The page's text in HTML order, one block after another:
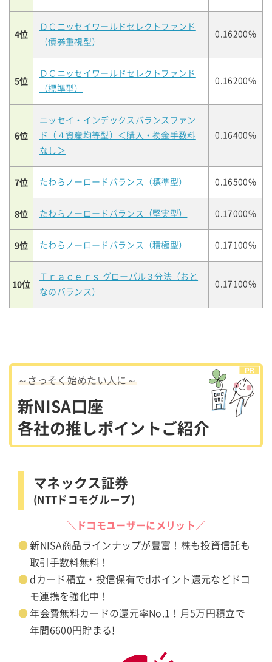
4位
ＤＣニッセイワールドセレクトファンド
（債券重視型）
0.16200%
5位
ＤＣニッセイワールドセレクトファンド
（標準型）
0.16200%
6位
ニッセイ・インデックスバランスファン
ド（４資産均等型）＜購入・換金手数料
なし＞
0.16400%
7位 たわらノーロードバランス（標準型） 0.16500%
8位 たわらノーロードバランス（堅実型） 0.17000%
9位 たわらノーロードバランス（積極型） 0.17100%
10位
Ｔｒａｃｅｒｓ グローバル３分法（おと
なのバランス）
0.17100%
～さっそく始めたい人に～
新NISA口座
各社の推しポイントご紹介
マネックス証券
(NTTドコモグループ)
＼ドコモユーザーにメリット／
新NISA商品ラインナップが豊富！株も投資信託も
取引手数料無料！
dカード積立・投信保有でdポイント還元などドコ
モ連携を強化中！
年会費無料カードの還元率No.1！月5万円積立で
年間6600円貯まる!